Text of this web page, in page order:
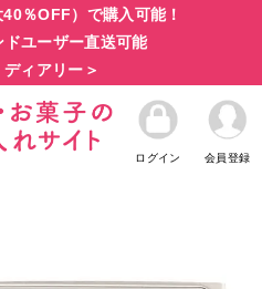
％OFF）で購入可能！
ユーザー直送可能
ィアリー＞
ログイン 会員登録